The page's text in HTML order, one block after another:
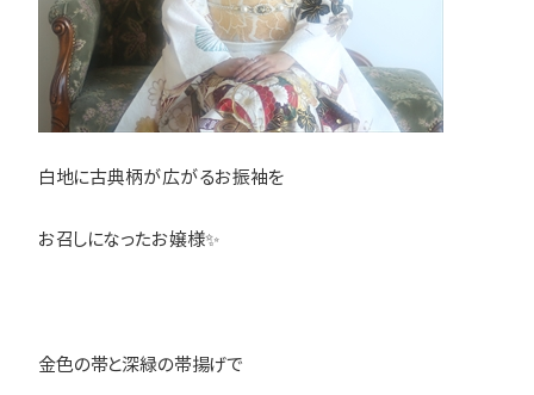
白地に古典柄が広がるお振袖を
お召しになったお嬢様✨
金色の帯と深緑の帯揚げで